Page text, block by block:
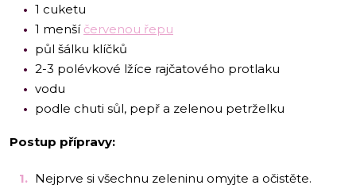
1 cuketu
1 menšíčervenou řepu
půl šálku klíčků
2-3 polévkové lžíce rajčatového protlaku
vodu
podle chuti sůl, pepř a zelenou petrželku
Postup přípravy:
Nejprve si všechnu zeleninu omyjte a očistěte.